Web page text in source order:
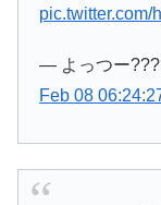
pic.twitter.com/
— よっつー
Feb 08